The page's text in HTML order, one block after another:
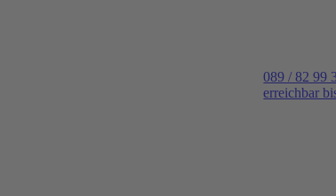
089 / 82 99
erreichbar